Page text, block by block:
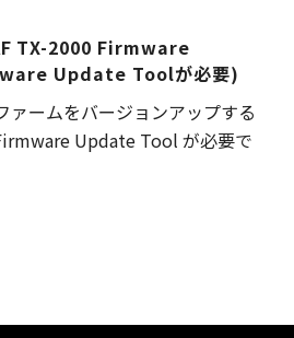
TX-2000 Firmware
Update Toolが必要)
ァームをバージョンアップする
Update Tool が必要で